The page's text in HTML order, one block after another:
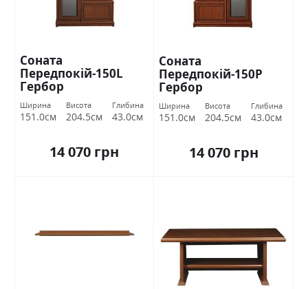
Соната
Передпокій-150L
Гербор
Ширина
151.0см
Висота
204.5см
Глибина
43.0см
14 070 грн
Соната
Передпокій-150P
Гербор
Ширина
151.0см
Висота
204.5см
Глибина
43.0см
14 070 грн